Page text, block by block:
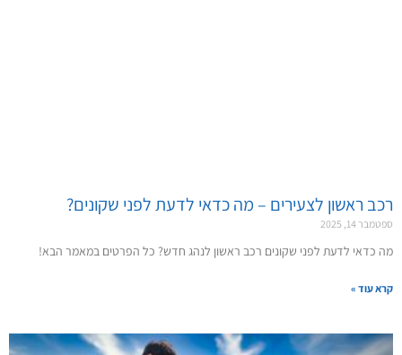
רכב ראשון לצעירים – מה כדאי לדעת לפני שקונים?
ספטמבר 14, 2025
מה כדאי לדעת לפני שקונים רכב ראשון לנהג חדש? כל הפרטים במאמר הבא!
קרא עוד »